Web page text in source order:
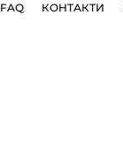
FAQ КОНТАКТИ